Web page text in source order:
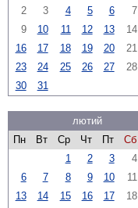
2
3 4 5 6 7
9
10 11 12 13 14
16
17 18 19 20 21
23
24 25 26 27 28
30
31
лютий
Пн
Вт Ср Чт Пт Сб
1
2 3 4
6
7 8 9 10 11
13
14 15 16 17 18